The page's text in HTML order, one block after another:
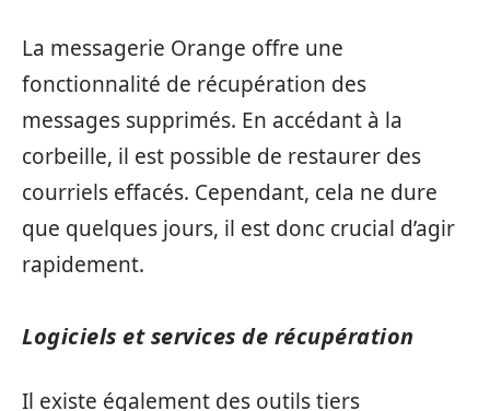
La messagerie Orange offre une
fonctionnalité de récupération des
messages supprimés. En accédant à la
corbeille, il est possible de restaurer des
courriels effacés. Cependant, cela ne dure
que quelques jours, il est donc crucial d’agir
rapidement.
Logiciels et services de récupération
Il existe également des outils tiers